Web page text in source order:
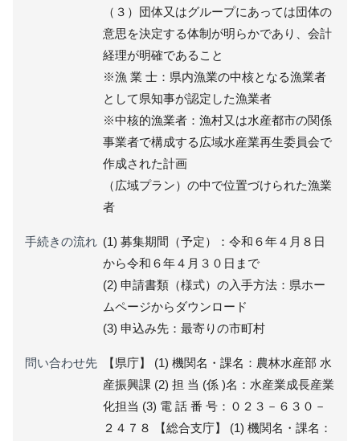
（３）団体又はグループにあっては団体の
意思を決定する体制が明らかであり、会計
経理が明確であること
※漁 業 士：県内漁業の中核となる漁業者
として県知事が認定した漁業者
※中核的漁業者：漁村又は水産都市の関係
事業者で構成する広域水産業再生委員会で
作成された計画
（広域プラン）の中で位置づけられた漁業
者
手続きの流れ (1) 募集期間（予定）：令和６年４月８日
から令和６年４月３０日まで
(2) 申請書類（様式）の入手方法：県ホー
ムページからダウンロード
(3) 申込み先：最寄りの市町村
問い合わせ先
【県庁】 (1) 機関名・課名：農林水産部 水
産振興課 (2) 担 当 (係 )名：水産業成長産業
化担当 (3) 電 話 番 号：０２３－６３０－
２４７８ 【総合支庁】 (1) 機関名・課名：